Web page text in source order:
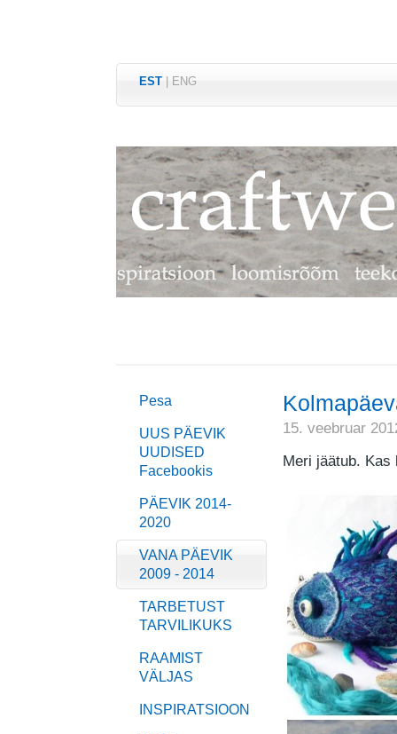
EST ENG
Pesa
UUS PÄEVIK
UUDISED
Facebookis
PÄEVIK 2014-
2020
VANA PÄEVIK
2009 - 2014
TARBETUST
TARVILIKUKS
RAAMIST
VÄLJAS
INSPIRATSIOON
15. veebruar
Meri jäätub.